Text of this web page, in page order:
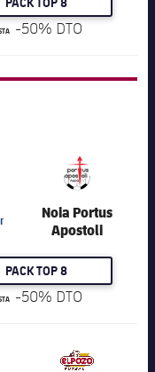
-50% DTO
Noia Portus
Apostoli
PACK TOP 8
-50% DTO